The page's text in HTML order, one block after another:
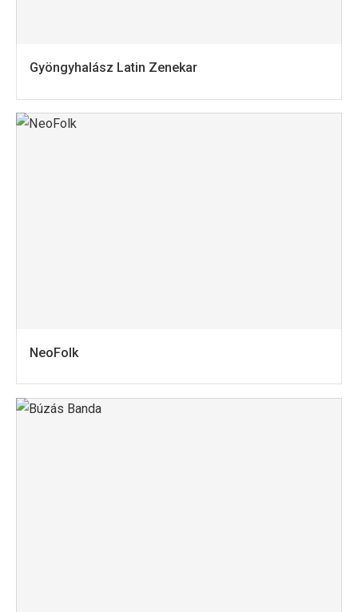
Gyöngyhalász Latin Zenekar
NeoFolk